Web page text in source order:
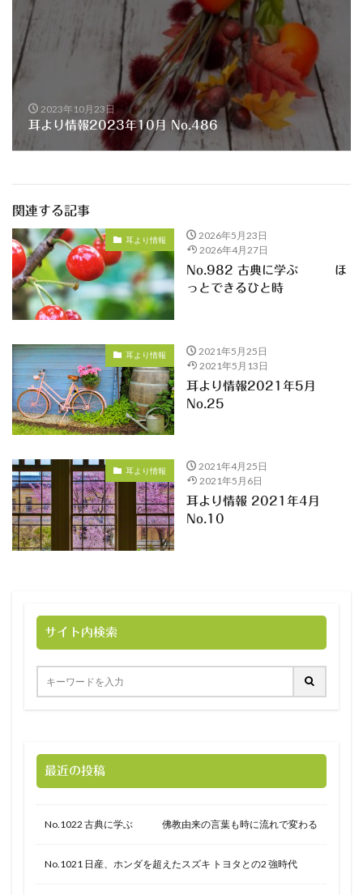
2023年10月23日
耳より情報2023年10月 No.486
関連する記事
耳より情報
2026年5月23日
2026年4月27日
No.982 古典に学ぶ ほ
っとできるひと時
耳より情報
2021年5月25日
2021年5月13日
耳より情報2021年5月
No.25
耳より情報
2021年4月25日
2021年5月6日
耳より情報 2021年4月
No.10
サイト内検索
最近の投稿
No.1022 古典に学ぶ 佛教由来の言葉も時に流れで変わる
No.1021 日産、ホンダを超えたスズキ トヨタとの2 強時代